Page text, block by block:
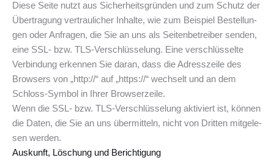
Die­se Sei­te nutzt aus Sicher­heits­grün­den und zum Schutz der
Über­tra­gung ver­trau­li­cher Inhal­te, wie zum Bei­spiel Bestel­lun­
gen oder Anfra­gen, die Sie an uns als Sei­ten­be­trei­ber sen­den,
eine SSL- bzw. TLS-Ver­schlüs­se­lung. Eine ver­schlüs­sel­te
Ver­bin­dung erken­nen Sie dar­an, dass die Adress­zei­le des
Brow­sers von „http://“ auf „https://“ wech­selt und an dem
Schloss-Sym­bol in Ihrer Browserzeile.
Wenn die SSL- bzw. TLS-Ver­schlüs­se­lung akti­viert ist, kön­nen
die Daten, die Sie an uns über­mit­teln, nicht von Drit­ten mit­ge­le­
sen werden.
Aus­kunft, Löschung und Berichtigung